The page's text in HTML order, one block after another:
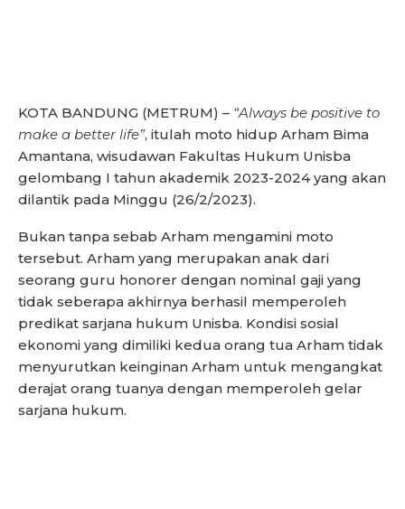
KOTA BANDUNG (METRUM) – “Always be positive to
make a better life”, itulah moto hidup Arham Bima
Amantana, wisudawan Fakultas Hukum Unisba
gelombang I tahun akademik 2023-2024 yang akan
dilantik pada Minggu (26/2/2023).
Bukan tanpa sebab Arham mengamini moto
tersebut. Arham yang merupakan anak dari
seorang guru honorer dengan nominal gaji yang
tidak seberapa akhirnya berhasil memperoleh
predikat sarjana hukum Unisba. Kondisi sosial
ekonomi yang dimiliki kedua orang tua Arham tidak
menyurutkan keinginan Arham untuk mengangkat
derajat orang tuanya dengan memperoleh gelar
sarjana hukum.